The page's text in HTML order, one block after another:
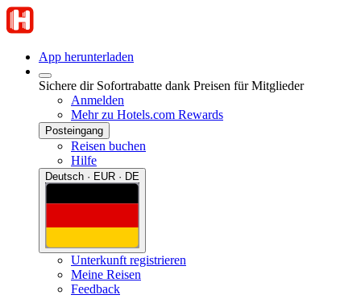
App herunterladen
Sichere dir Sofortrabatte dank Preisen für Mitglieder
Anmelden
Mehr zu Hotels.com Rewards
Posteingang
Reisen buchen
Hilfe
Deutsch · EUR · DE
Unterkunft registrieren
Meine Reisen
Feedback